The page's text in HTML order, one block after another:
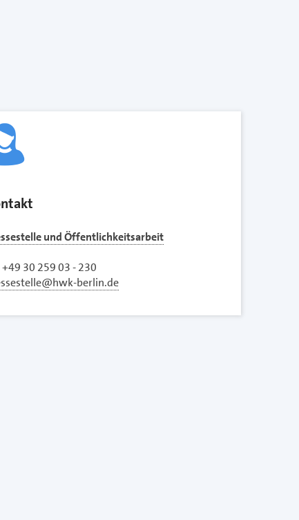
und Öffentlichkeitsarbeit
+49 30 259 03 - 230
berlin.de